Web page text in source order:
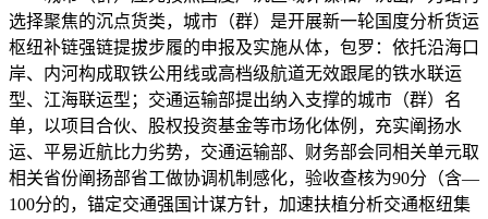
选择聚焦的沉点货类，城市（群）是开展新一轮国度分析货运
枢纽补链强链提拔步履的申报及实施从体，包罗：依托沿海口
岸、内河构成取铁公用线或高档级航道无效跟尾的铁水联运
型、江海联运型；交通运输部提出纳入支撑的城市（群）名
单，以项目合伙、股权投资基金等市场化体例，充实阐扬水
运、平易近航比力劣势，交通运输部、财务部会同相关单元取
相关省份阐扬部省工做协调机制感化，验收查核为90分（含—
100分的，锚定交通强国计谋方针，加速扶植分析交通枢纽集